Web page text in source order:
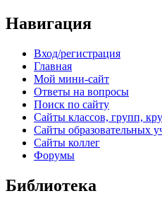
Навигация
Вход/регистрация
Главная
Мой мини-сайт
Ответы на вопросы
Поиск по сайту
Сайты классов, групп,
Сайты образовательных
Сайты коллег
Форумы
Библиотека